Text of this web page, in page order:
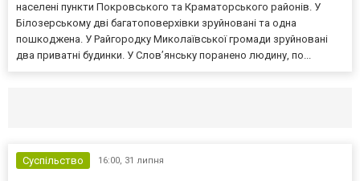
населені пункти Покровського та Краматорського районів. У
Білозерському дві багатоповерхівки зруйновані та одна
пошкоджена. У Райгородку Миколаївської громади зруйновані
два приватні будинки. У Слов’янську поранено людину, по...
Суспільство 16:00, 31 липня